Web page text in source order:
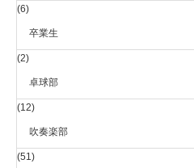
(6)
卒業生
(2)
卓球部
(12)
吹奏楽部
(51)